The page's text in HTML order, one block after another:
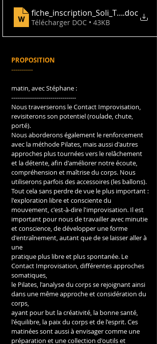
fiche_inscription_Soli_Tutti_2023(2)
.doc
Télécharger DOC • 43KB
PROPOSITION
-----------
matin, avec Stéphane :
---------------------------------
Nous traverserons le Contact Improvisation,
revisiterons son potentiel (roulade, chute,
porté).
Nous aborderons également le renforcement
avec la méthode Pilates, mais aussi d'autres
approches plus tournées vers le relâchement
et la détente, afin d'améliorer notre écoute,
compréhension et maîtrise du corps. Nous
utiliserons parfois des accessoires (les ballons).
Tout cela sans perdre de vue le plus important :
l'exploration libre et consciente du
mouvement, c'est-à-dire l'improvisation. Il est
important pour nous de travailler avec minutie
et conscience, de développer une forme
d'entraînement, autant que de se laisser aller à
une
pratique plus libre et plus spontanée. Le
Contact Improvisation, différentes approches
somatiques,
le Pilates, l'analyse du corps se rejoignant ainsi
dans une même approche et considération du
corps,
ayant pour but la créativité, la bonne santé,
l'équilibre, la paix du corps et de l'esprit. Ces
matinées sont aussi à envisager comme une
préparation et une collection d'outils et